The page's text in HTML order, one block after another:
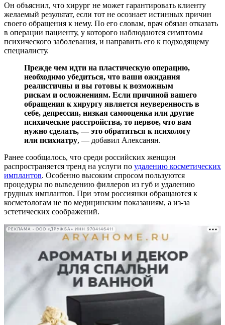
Он объяснил, что хирург не может гарантировать клиенту
желаемый результат, если тот не осознает истинных причин
своего обращения к нему. По его словам, врач обязан отказать
в операции пациенту, у которого наблюдаются симптомы
психического заболевания, и направить его к подходящему
специалисту.
Прежде чем идти на пластическую операцию,
необходимо убедиться, что ваши ожидания
реалистичны и вы готовы к возможным
рискам и осложнениям. Если причиной вашего
обращения к хирургу является неуверенность в
себе, депрессия, низкая самооценка или другие
психические расстройства, то первое, что вам
нужно сделать, — это обратиться к психологу
или психиатру, — добавил Алексанян.
Ранее сообщалось, что среди российских женщин
распространяется тренд на услуги по удалению косметических
имплантов. Особенно высоким спросом пользуются
процедуры по выведению филлеров из губ и удалению
грудных имплантов. При этом россиянки обращаются к
косметологам не по медицинским показаниям, а из-за
эстетических соображений.
РЕКЛАМА • ООО «ДРУЖБА» ИНН 9704146411